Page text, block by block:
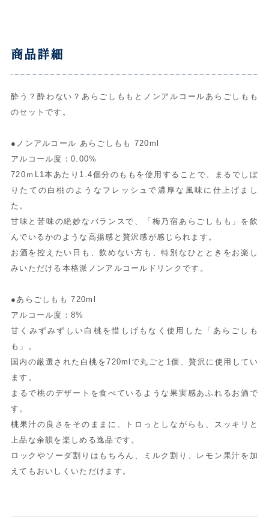
商品詳細
酔う？酔わない？あらごしももとノンアルコールあらごしもも
のセットです。
●ノンアルコール あらごしもも 720ml
アルコール度：0.00%
720ｍL1本あたり1.4個分のももを使用することで、まるでしぼ
りたての白桃のようなフレッシュで濃厚な風味に仕上げまし
た。
甘味と苦味の絶妙なバランスで、「梅乃宿あらごしもも」を飲
んでいるかのような高揚感と贅沢感が感じられます。
お酒を控えたい日も、飲めない方も、特別なひとときをお楽し
みいただける本格派ノンアルコールドリンクです。
●あらごしもも 720ml
アルコール度：8%
甘くみずみずしい白桃を惜しげもなく使用した「あらごしも
も」。
国内の厳選された白桃を720mlで丸ごと1個、贅沢に使用してい
ます。
まるで桃のデザートを食べているような果実感あふれるお酒で
す。
桃果汁の良さをそのままに、トロっとしながらも、スッキリと
上品な余韻を楽しめる逸品です。
ロックやソーダ割りはもちろん、ミルク割り、レモン果汁を加
えてもおいしくいただけます。